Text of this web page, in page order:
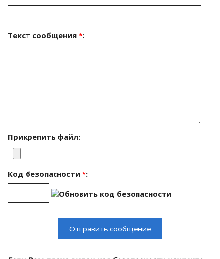
Текст сообщения *:
Прикрепить файл:
Код безопасности *: